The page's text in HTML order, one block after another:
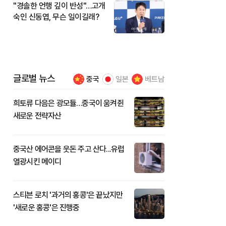
"경솔한 언행 깊이 반성"…고개
숙인 신동엽, 무슨 일이길래?
글로벌 뉴스 중국 일본 베트남
희토류 다음은 광모듈…중국이 움켜쥔
새로운 전략자산
중국산 에어콘을 웃돈 주고 산다...유럽
열광시킨 메이디
스티븐 로치 '과거의 홍콩'은 끝났지만
'새로운 홍콩'은 진행중